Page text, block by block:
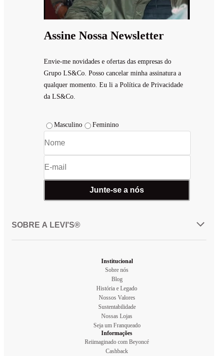
Assine Nossa Newsletter
Envie-me novidades e ofertas das empresas do
Grupo LS&Co. Posso cancelar minha assinatura a
qualquer momento. Eu li a Política de Privacidade
da LS&Co.
Masculino Feminino
Junte-se a nós
SOBRE A LEVI'S®
Institucional
Sobre nós
Blog
História e Legado
Nossos Valores
Sustentabilidade
Nossas Lojas
Seja um Franqueado
Informações
Reiimaginado com Beyoncé
Cashback